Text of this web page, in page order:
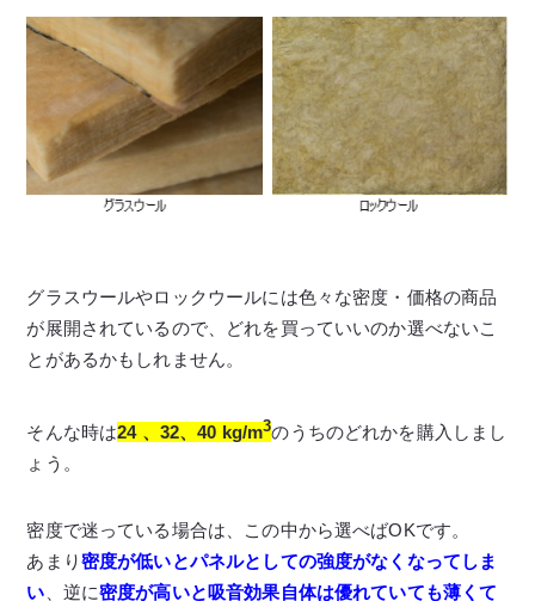
グラスウールやロックウールには色々な密度・価格の商品
が展開されているので、どれを買っていいのか選べないこ
とがあるかもしれません。
そんな時は24 、32、40 kg/m3のうちのどれかを購入しまし
ょう。
密度で迷っている場合は、この中から選べばOKです。
あまり密度が低いとパネルとしての強度がなくなってしま
い 、逆に密度が高いと吸音効果自体は優れていても薄くて